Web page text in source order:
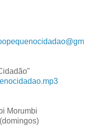
opequenocidadao@gm
Morumbi